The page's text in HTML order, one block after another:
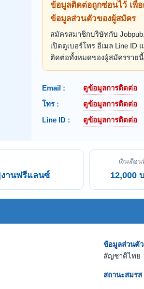
ข้อมูลติดต่อถูกซ่อนไว้ เพื่อ
ข้อมูลส่วนตัวของผู้สมัคร
สมัครสมาชิกบริษัทกับ
เปิดดูเบอร์โทร อีเมล Line ID
ติดต่อทั้งหมดของผู้สมัครรายนี้
Email :
ดูข้อมูลการติดต่อ
โทร :
ดูข้อมูลการติดต่อ
Line ID :
ดูข้อมูลการติดต่อ
งานฟรีแลนซ์
เงินเดือ
12,000
ข้อมูลส่วนตั
สัญชาติไทย
สถานะสมรส